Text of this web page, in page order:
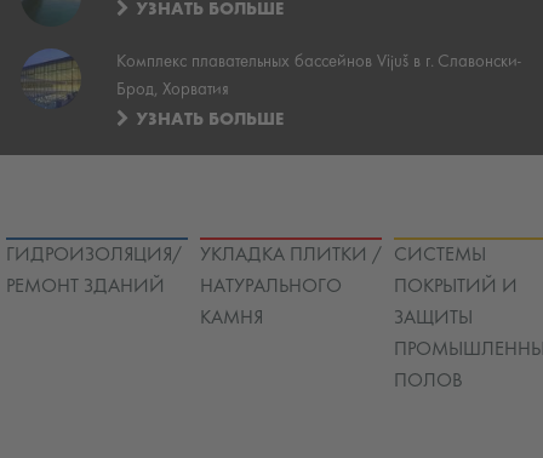
УЗНАТЬ БОЛЬШЕ
Комплекс плавательных бассейнов Vijuš в г. Славонски-
Брод, Хорватия
УЗНАТЬ БОЛЬШЕ
ГИДРОИЗОЛЯЦИЯ/
РЕМОНТ ЗДАНИЙ
УКЛАДКА ПЛИТКИ /
НАТУРАЛЬНОГО
КАМНЯ
СИСТЕМЫ
ПОКРЫТИЙ И
ЗАЩИТЫ
ПОЛОВ